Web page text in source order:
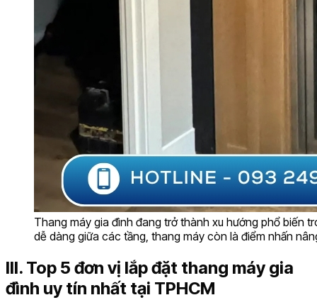
Thang máy gia đình đang trở thành xu hướng phổ biến
dễ dàng giữa các tầng, thang máy còn là điểm nhấn
III. Top 5 đơn vị lắp đặt thang máy gia
đình uy tín nhất tại TPHCM